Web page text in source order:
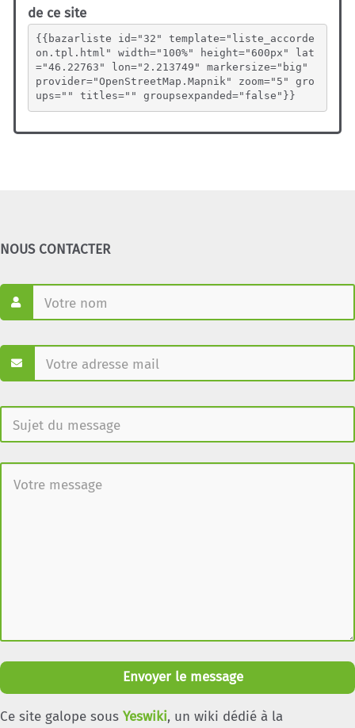
de ce site
{{bazarliste id="32" template="liste_accorde
on.tpl.html" width="100%" height="600px" lat
="46.22763" lon="2.213749" markersize="big"
provider="OpenStreetMap.Mapnik" zoom="5" gro
ups="" titles="" groupsexpanded="false"}}
NOUS CONTACTER
Envoyer le message
Ce site galope sous Yeswiki, un wiki dédié à la